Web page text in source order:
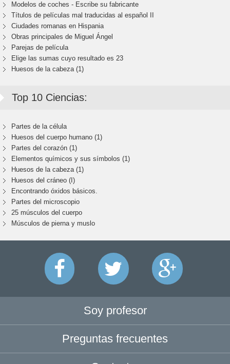
Modelos de coches - Escribe su fabricante
Títulos de películas mal traducidas al español II
Ciudades romanas en Hispania
Obras principales de Miguel Ángel
Parejas de película
Elige las sumas cuyo resultado es 23
Huesos de la cabeza (1)
Top 10 Ciencias:
Partes de la célula
Huesos del cuerpo humano (1)
Partes del corazón (1)
Elementos químicos y sus símbolos (1)
Huesos de la cabeza (1)
Huesos del cráneo (I)
Encontrando óxidos básicos.
Partes del microscopio
25 músculos del cuerpo
Músculos de pierna y muslo
Soy profesor
Preguntas frecuentes